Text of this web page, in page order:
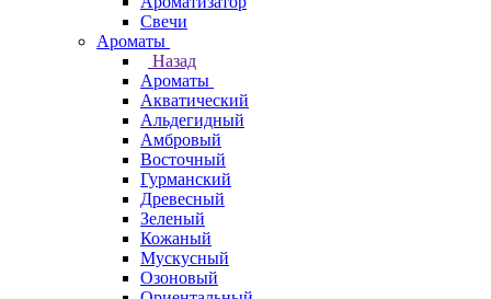
Свечи
Ароматы
Назад
Ароматы
Акватический
Альдегидный
Амбровый
Восточный
Гурманский
Древесный
Зеленый
Кожаный
Мускусный
Озоновый